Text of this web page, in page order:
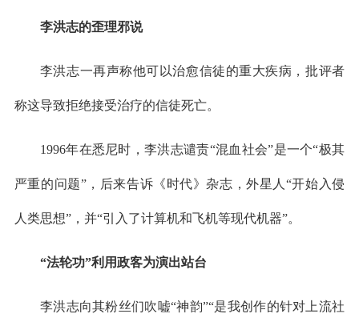
李洪志的歪理邪说
李洪志一再声称他可以治愈信徒的重大疾病，批评者
称这导致拒绝接受治疗的信徒死亡。
1996年在悉尼时，李洪志谴责“混血社会”是一个“极其
严重的问题”，后来告诉《时代》杂志，外星人“开始入侵
人类思想”，并“引入了计算机和飞机等现代机器”。
“法轮功”利用政客为演出站台
李洪志向其粉丝们吹嘘“神韵”“是我创作的针对上流社